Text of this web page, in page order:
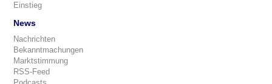
Einstieg
News
Nachrichten
Bekanntmachungen
Marktstimmung
RSS-Feed